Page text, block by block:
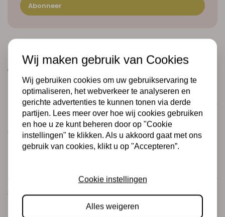
Abonneer
Klantenservice
Informatie
Verzending en retourneren
Betalingsmogelijkheden
Scrapbooking
Wij maken gebruik van Cookies
Wij gebruiken cookies om uw gebruikservaring te
optimaliseren, het webverkeer te analyseren en
gerichte advertenties te kunnen tonen via derde
partijen. Lees meer over hoe wij cookies gebruiken
en hoe u ze kunt beheren door op "Cookie
instellingen" te klikken. Als u akkoord gaat met ons
gebruik van cookies, klikt u op "Accepteren”.
Cookie instellingen
Alles weigeren